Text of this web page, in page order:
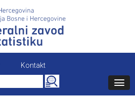
Kontakt
Search
for: